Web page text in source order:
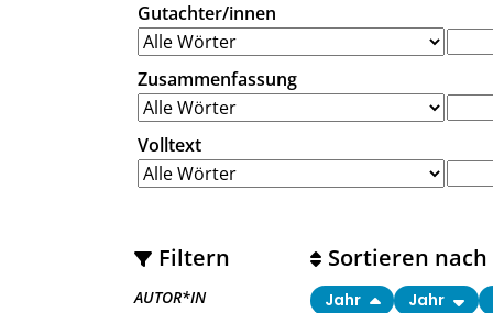
Gutachter/innen
Zusammenfassung
Volltext
Filtern
AUTOR*IN
Sortieren nach
Jahr Jahr